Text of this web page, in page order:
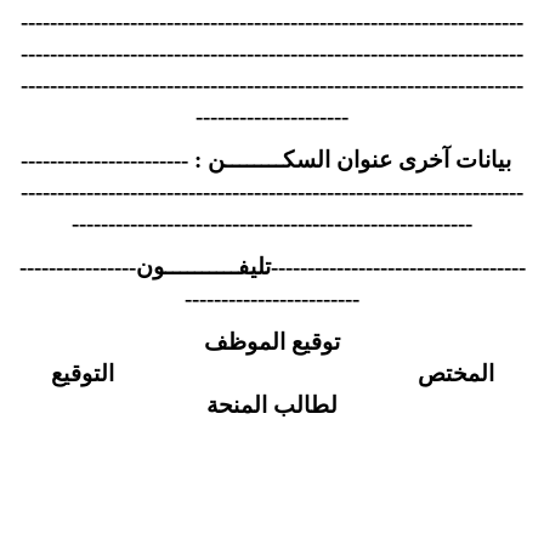
---------------------------------------------------------------------
---------------------------------------------------------------------
---------------------------------------------------------------------
---------------------
بيانات آخرى عنوان السكــــــــن : -----------------------
---------------------------------------------------------------------
-------------------------------------------------------
-----------------------------------تليفــــــــــون----------------
------------------------
توقيع الموظف
المختص التوقيع
لطالب المنحة